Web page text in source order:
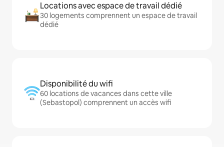
Locations avec espace de travail dédié
30 logements comprennent un espace de travail
dédié
Disponibilité du wifi
60 locations de vacances dans cette ville
(Sebastopol) comprennent un accès wifi